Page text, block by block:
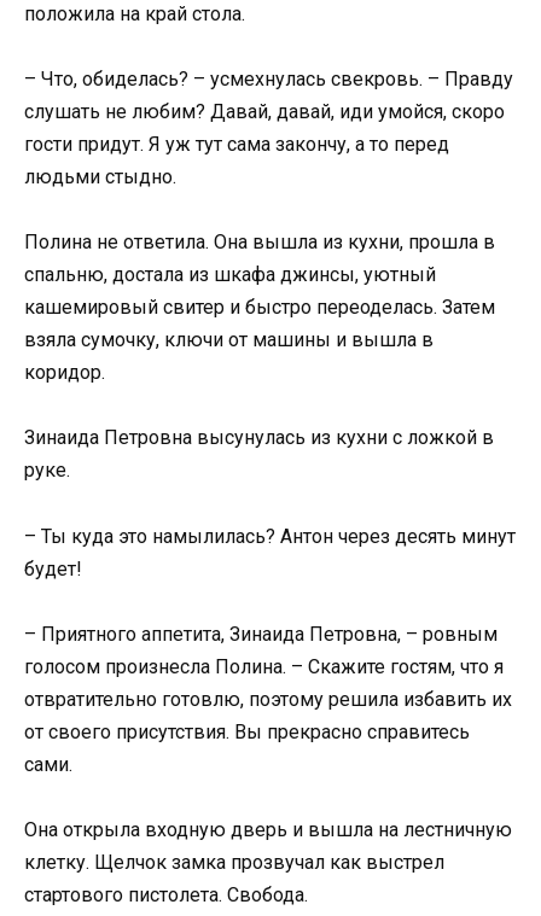
положила на край стола.
– Что, обиделась? – усмехнулась свекровь. – Правду
слушать не любим? Давай, давай, иди умойся, скоро
гости придут. Я уж тут сама закончу, а то перед
людьми стыдно.
Полина не ответила. Она вышла из кухни, прошла в
спальню, достала из шкафа джинсы, уютный
кашемировый свитер и быстро переоделась. Затем
взяла сумочку, ключи от машины и вышла в
коридор.
Зинаида Петровна высунулась из кухни с ложкой в
руке.
– Ты куда это намылилась? Антон через десять минут
будет!
– Приятного аппетита, Зинаида Петровна, – ровным
голосом произнесла Полина. – Скажите гостям, что я
отвратительно готовлю, поэтому решила избавить их
от своего присутствия. Вы прекрасно справитесь
сами.
Она открыла входную дверь и вышла на лестничную
клетку. Щелчок замка прозвучал как выстрел
стартового пистолета. Свобода.